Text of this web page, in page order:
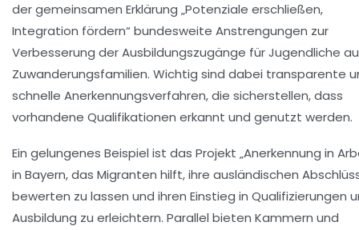
der gemeinsamen Erklärung „Potenziale erschließen,
Integration fördern“ bundesweite Anstrengungen zur
Verbesserung der Ausbildungszugänge für Jugendliche
Zuwanderungsfamilien. Wichtig sind dabei transparente
schnelle Anerkennungsverfahren, die sicherstellen, dass
vorhandene Qualifikationen erkannt und genutzt werden.
Ein gelungenes Beispiel ist das Projekt „Anerkennung in
in Bayern, das Migranten hilft, ihre ausländischen
bewerten zu lassen und ihren Einstieg in Qualifizierungen
Ausbildung zu erleichtern. Parallel bieten Kammern und